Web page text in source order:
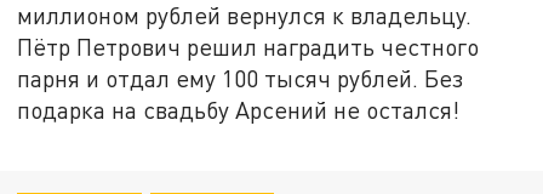
миллионом рублей вернулся к владельцу.
Пётр Петрович решил наградить честного
парня и отдал ему 100 тысяч рублей. Без
подарка на свадьбу Арсений не остался!